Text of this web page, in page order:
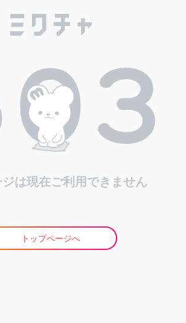
は現在ご利用できません